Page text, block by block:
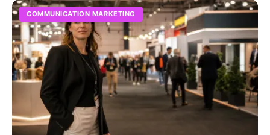
COMMUNICATION MARKETING